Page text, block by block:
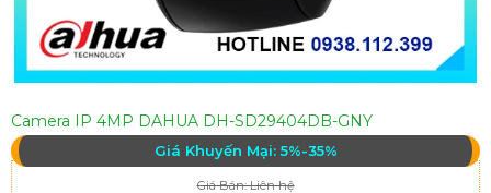
Camera IP 4MP DAHUA DH-SD29404DB-GNY
Giá Khuyến Mại: 5%-35%
Giá Bán: Liên hệ